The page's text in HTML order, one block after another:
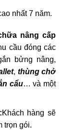
nhất 7 năm.
nâng cấp
cầu đóng các
bửng nâng,
, thùng chở
cẩu… và một
Khách hàng sẽ
trọn gói.